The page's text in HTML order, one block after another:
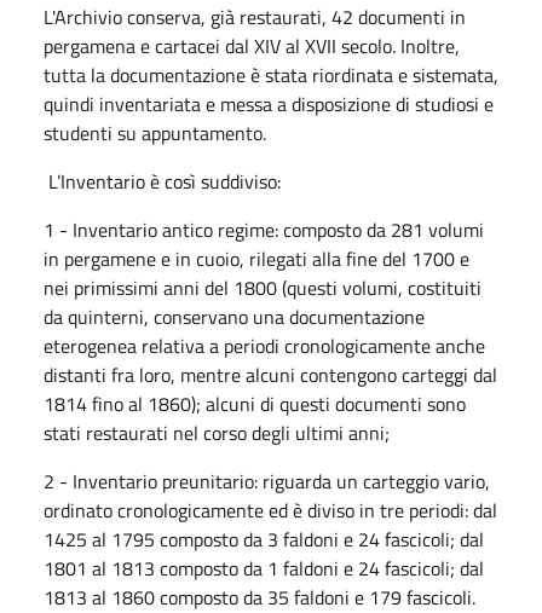
L'Archivio conserva, già restaurati, 42 documenti in
pergamena e cartacei dal XIV al XVII secolo. Inoltre,
tutta la documentazione è stata riordinata e sistemata,
quindi inventariata e messa a disposizione di studiosi e
studenti su appuntamento.
L’Inventario è così suddiviso:
1 - Inventario antico regime: composto da 281 volumi
in pergamene e in cuoio, rilegati alla fine del 1700 e
nei primissimi anni del 1800 (questi volumi, costituiti
da quinterni, conservano una documentazione
eterogenea relativa a periodi cronologicamente anche
distanti fra loro, mentre alcuni contengono carteggi dal
1814 fino al 1860); alcuni di questi documenti sono
stati restaurati nel corso degli ultimi anni;
2 - Inventario preunitario: riguarda un carteggio vario,
ordinato cronologicamente ed è diviso in tre periodi: dal
1425 al 1795 composto da 3 faldoni e 24 fascicoli; dal
1801 al 1813 composto da 1 faldoni e 24 fascicoli; dal
1813 al 1860 composto da 35 faldoni e 179 fascicoli.